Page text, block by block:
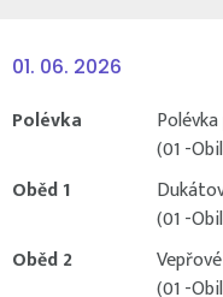
01. 06. 2026
Polévka
(01 -
Oběd 1
(01 -
Oběd 2
(01 -